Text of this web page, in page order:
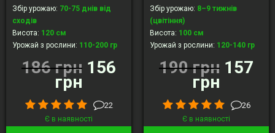
Збір урожаю: 70-75 днів від
сходів
Висота: 120 cм
Урожай з рослини: 110-200 гр
186 грн 156
грн
22
Є в наявності
Збір урожаю: 8–9 тижнів
(цвітіння)
Висота: 100 cм
Урожай з рослини: 120-140 гр
190 грн 157
грн
26
Є в наявності